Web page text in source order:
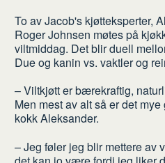
To av Jacob's kjøtteksperter,
Roger Johnsen møtes på
viltmiddag. Det blir duell
Due og kanin vs. vaktler og
– Viltkjøtt er bærekraftig,
Men mest av alt så er det
kokk Aleksander.
– Jeg føler jeg blir mettere av